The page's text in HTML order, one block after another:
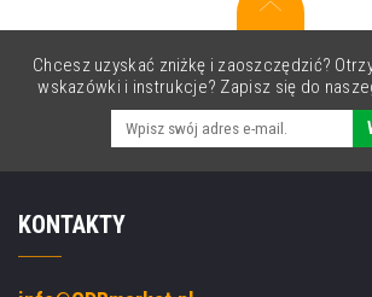
(magenta)
Chcesz uzyskać zniżkę i zaoszczędzić?
wskazówki i instrukcje? Zapisz się do
KONTAKTY